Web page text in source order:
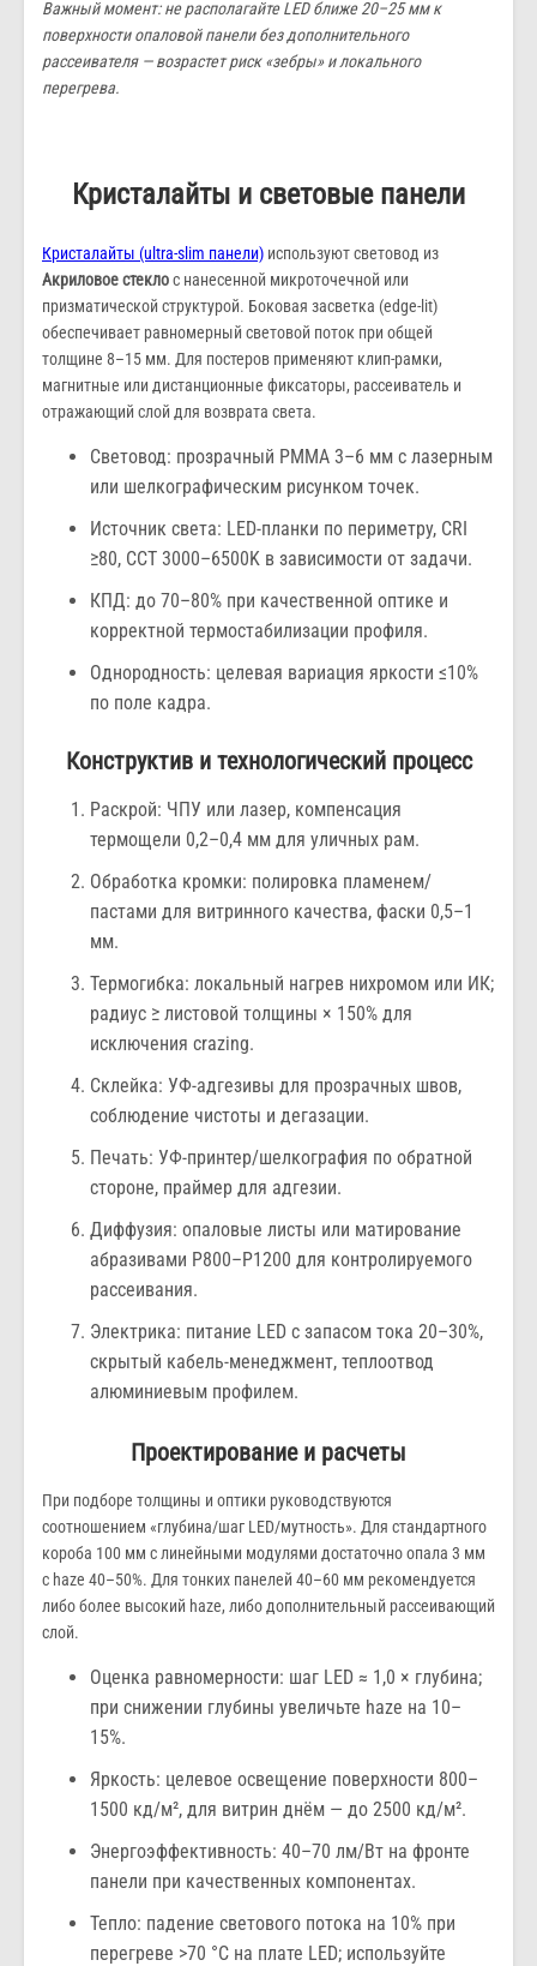
Важный момент: не располагайте LED ближе 20–25 мм к
поверхности опаловой панели без дополнительного
рассеивателя — возрастет риск «зебры» и локального
перегрева.
Кристалайты и световые панели
Кристалайты (ultra-slim панели) используют световод из
Акриловое стеклос нанесенной микроточечной или
призматической структурой. Боковая засветка (edge-lit)
обеспечивает равномерный световой поток при общей
толщине 8–15 мм. Для постеров применяют клип-рамки,
магнитные или дистанционные фиксаторы, рассеиватель и
отражающий слой для возврата света.
Световод: прозрачный PMMA 3–6 мм с лазерным
или шелкографическим рисунком точек.
Источник света: LED-планки по периметру, CRI
≥80, CCT 3000–6500K в зависимости от задачи.
КПД: до 70–80% при качественной оптике и
корректной термостабилизации профиля.
Однородность: целевая вариация яркости ≤10%
по поле кадра.
Конструктив и технологический процесс
Раскрой: ЧПУ или лазер, компенсация
термощели 0,2–0,4 мм для уличных рам.
Обработка кромки: полировка пламенем/
пастами для витринного качества, фаски 0,5–1
мм.
Термогибка: локальный нагрев нихромом или ИК;
радиус ≥ листовой толщины × 150% для
исключения crazing.
Склейка: УФ-адгезивы для прозрачных швов,
соблюдение чистоты и дегазации.
Печать: УФ-принтер/шелкография по обратной
стороне, праймер для адгезии.
Диффузия: опаловые листы или матирование
абразивами P800–P1200 для контролируемого
рассеивания.
Электрика: питание LED с запасом тока 20–30%,
скрытый кабель-менеджмент, теплоотвод
алюминиевым профилем.
Проектирование и расчеты
При подборе толщины и оптики руководствуются
соотношением «глубина/шаг LED/мутность». Для стандартного
короба 100 мм с линейными модулями достаточно опала 3 мм
с haze 40–50%. Для тонких панелей 40–60 мм рекомендуется
либо более высокий haze, либо дополнительный рассеивающий
слой.
Оценка равномерности: шаг LED ≈ 1,0 × глубина;
при снижении глубины увеличьте haze на 10–
15%.
Яркость: целевое освещение поверхности 800–
1500 кд/м², для витрин днём — до 2500 кд/м².
Энергоэффективность: 40–70 лм/Вт на фронте
панели при качественных компонентах.
Тепло: падение светового потока на 10% при
перегреве >70 °C на плате LED; используйте